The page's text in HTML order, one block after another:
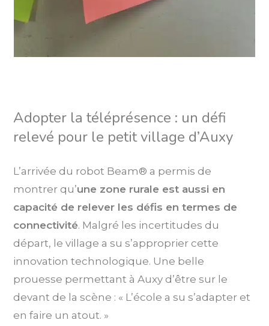
Adopter la téléprésence : un défi
relevé pour le petit village d’Auxy
L’arrivée du robot Beam® a permis de
montrer qu’une zone rurale est aussi en
capacité de relever les défis en termes de
connectivité. Malgré les incertitudes du
départ, le village a su s’approprier cette
innovation technologique. Une belle
prouesse permettant à Auxy d’être sur le
devant de la scène : « L’école a su s’adapter et
en faire un atout. »